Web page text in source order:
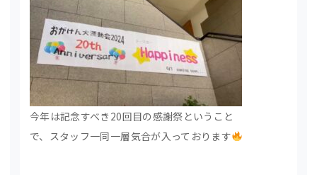
今年は記念すべき20回目の感謝祭ということ
で、スタッフ一同一層気合が入っております